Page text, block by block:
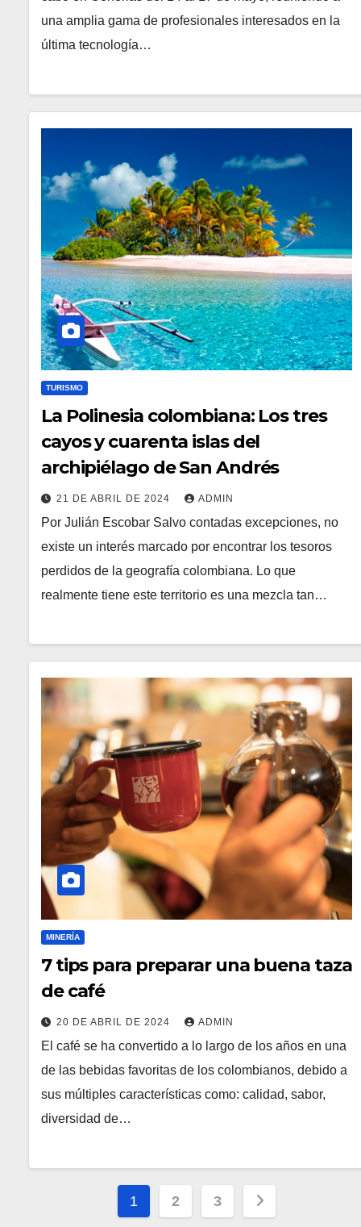
una amplia gama de profesionales interesados en la
última tecnología…
TURISMO
La Polinesia colombiana: Los tres
cayos y cuarenta islas del
archipiélago de San Andrés
21 DE ABRIL DE 2024 ADMIN
Por Julián Escobar Salvo contadas excepciones, no
existe un interés marcado por encontrar los tesoros
perdidos de la geografía colombiana. Lo que
realmente tiene este territorio es una mezcla tan…
MINERÍA
7 tips para preparar una buena taza
de café
20 DE ABRIL DE 2024 ADMIN
El café se ha convertido a lo largo de los años en una
de las bebidas favoritas de los colombianos, debido a
sus múltiples características como: calidad, sabor,
diversidad de…
Paginación
1 2 3